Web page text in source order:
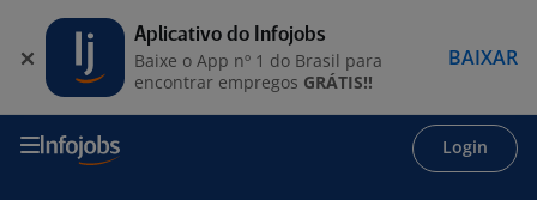
Login
Aplicativo do Infojobs
Baixe o App nº 1 do Brasil para
encontrar empregos GRÁTIS!!
BAIXAR